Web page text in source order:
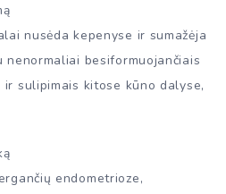
nusėda kepenyse ir sumažėja
besiformuojančiais
sulipimais kitose kūno dalyse,
endometrioze,